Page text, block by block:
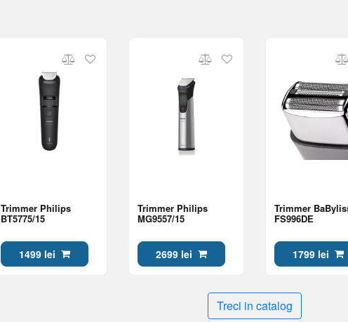
Trimmer Philips
BT5775/15
1499 lei
Trimmer Philips
MG9557/15
2699 lei
Trimmer
FS996DE
1799 lei
Treci in catalog